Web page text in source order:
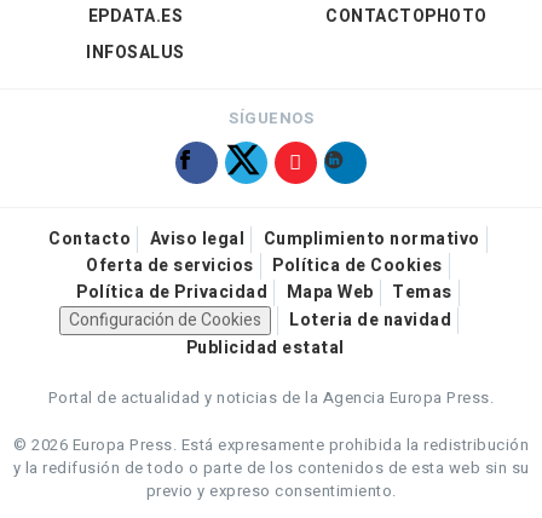
EPDATA.ES
INFOSALUS
CONTACTOPHOTO
SÍGUENOS
Contacto Aviso legal
Cumplimiento normativo
Oferta de servicios
Política de Cookies
Política de Privacidad
Mapa Web
Temas
Configuración de Cookies
Loteria de navidad
Publicidad estatal
Portal de actualidad y noticias de la Agencia Europa Press.
© 2026 Europa Press. Está expresamente prohibida la redistribución
y la redifusión de todo o parte de los contenidos de esta web sin su
previo y expreso consentimiento.